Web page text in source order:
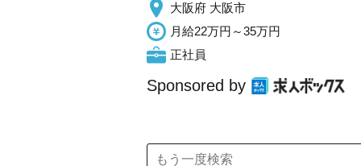
大阪府 大阪市
月給22万円～35万円
正社員
Sponsored by